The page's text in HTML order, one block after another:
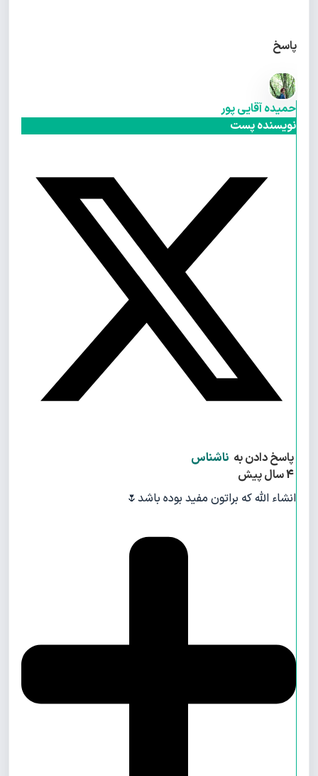
پاسخ
حمیده آقایی پور
نویسنده پست
پاسخ دادن به ناشناس
انشاء الله که براتون مفید بوده باشد🌷